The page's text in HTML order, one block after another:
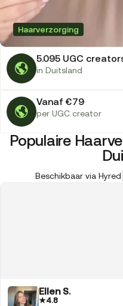
5.095 UGC
in Duitsland
Haarverzorging
Vanaf €79
per UGC creator
Populaire
Beschikbaar via Hyred
Ellen S.
★4.8